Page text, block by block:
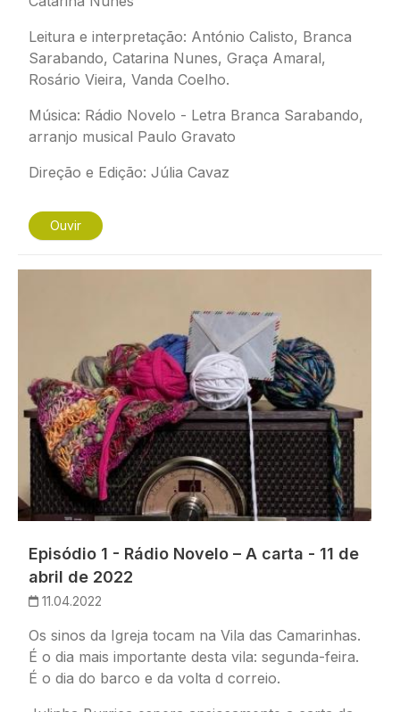
Leitura e interpretação: António Calisto, Branca
Sarabando, Catarina Nunes, Graça Amaral,
Rosário Vieira, Vanda Coelho.
Música: Rádio Novelo - Letra Branca Sarabando,
arranjo musical Paulo Gravato
Direção e Edição: Júlia Cavaz
Ouvir
Episódio 1 - Rádio Novelo – A carta - 11 de
abril de 2022
11.04.2022
Os sinos da Igreja tocam na Vila das Camarinhas.
É o dia mais importante desta vila: segunda-feira.
É o dia do barco e da volta d correio.